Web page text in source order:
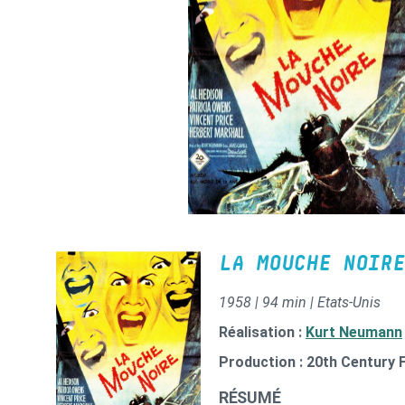
LA MOUCHE NOIRE
1958 | 94 min | Etats-Unis
Réalisation : Kurt Neumann
Production : 20th Century
RÉSUMÉ